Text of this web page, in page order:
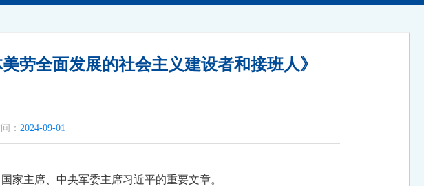
劳全面发展的社会主义建设者和接班人》
： 2024-09-01
家主席、中央军委主席习近平的重要文章。